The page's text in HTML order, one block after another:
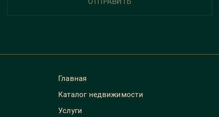
Главная
Каталог недвижимости
Услуги